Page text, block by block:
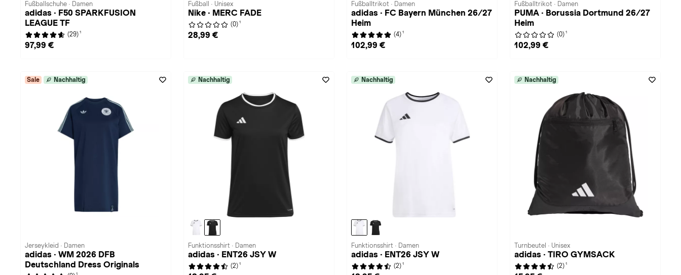
Fußballschuhe · Damen
adidas · F50 SPARKFUSION
LEAGUE TF
(29) 1
97,99 €
Fußball · Unisex
Nike · MERC FADE
(0) 1
28,99 €
Fußballtrikot · Damen
adidas · FC Bayern München 26/27
Heim
(4) 1
102,99 €
Fußballtrikot · Damen
PUMA · Borussia Dortmund 26/27
Heim
(0) 1
102,99 €
Sale Nachhaltig
Jerseykleid · Damen
adidas · WM 2026 DFB
Deutschland Dress Originals
1
Nachhaltig
Funktionsshirt · Damen
adidas · ENT26 JSY W
(2) 1
Nachhaltig
Funktionsshirt · Damen
adidas · ENT26 JSY W
(2) 1
Nachhaltig
Turnbeutel · Unisex
adidas · TIRO GYMSACK
(2) 1